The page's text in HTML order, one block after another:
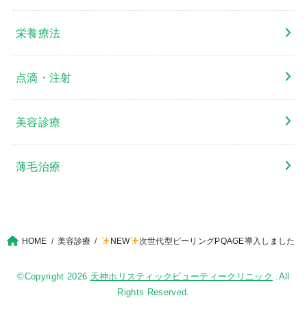
栄養療法
点滴・注射
美容診療
薄毛治療
HOME 美容診療 NEW 次世代型ピーリングPQAGE導入しました
©Copyright 2026 天神ホリスティックビューティークリニック .All
Rights Reserved.